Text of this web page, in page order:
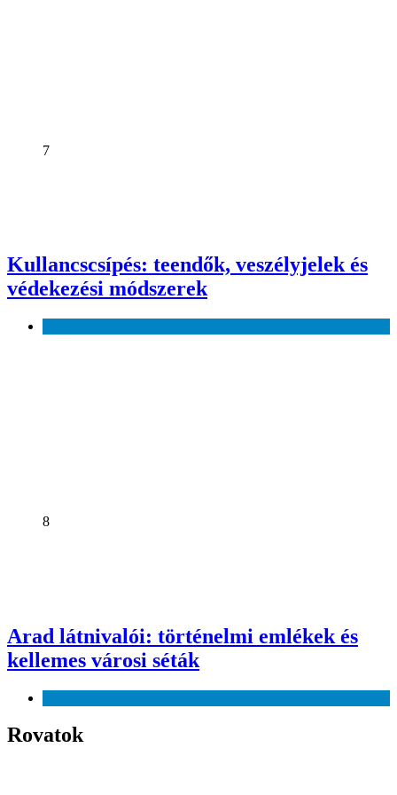
7
Kullancscsípés: teendők, veszélyjelek és
védekezési módszerek
8
Arad látnivalói: történelmi emlékek és
kellemes városi séták
Rovatok